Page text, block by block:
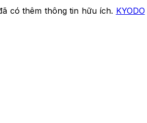
có thêm thông tin hữu ích. KYODO